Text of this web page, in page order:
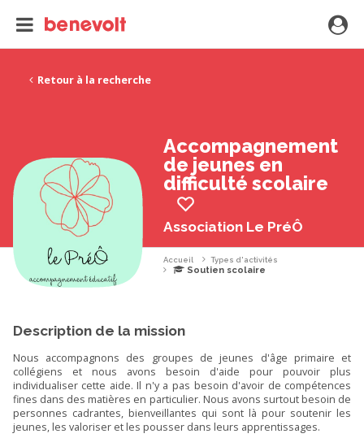
Retour à la recherche
Accompagnement
de jeunes en
difficulté scolaire
Association Le PréÔ
Accueil Types d'activités
Soutien scolaire
Description de la mission
Nous accompagnons des groupes de jeunes d'âge primaire et
collégiens et nous avons besoin d'aide pour pouvoir plus
individualiser cette aide. Il n'y a pas besoin d'avoir de compétences
fines dans des matières en particulier. Nous avons surtout besoin de
personnes cadrantes, bienveillantes qui sont là pour soutenir les
jeunes, les valoriser et les pousser dans leurs apprentissages.